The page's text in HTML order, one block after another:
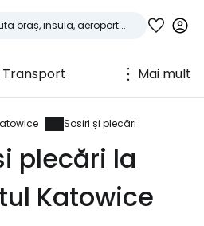
Transport Mai mult
Sosiri și plecări
plecări la
Katowice
vă la
a călătorilor